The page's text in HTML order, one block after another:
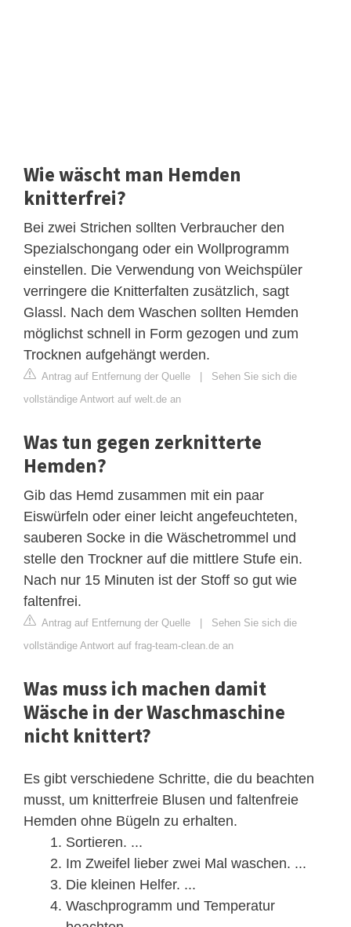
Wie wäscht man Hemden
knitterfrei?
Bei zwei Strichen sollten Verbraucher den
Spezialschongang oder ein Wollprogramm
einstellen. Die Verwendung von Weichspüler
verringere die Knitterfalten zusätzlich, sagt
Glassl. Nach dem Waschen sollten Hemden
möglichst schnell in Form gezogen und zum
Trocknen aufgehängt werden.
Antrag auf Entfernung der Quelle | Sehen Sie sich die
vollständige Antwort auf welt.de an
Was tun gegen zerknitterte
Hemden?
Gib das Hemd zusammen mit ein paar
Eiswürfeln oder einer leicht angefeuchteten,
sauberen Socke in die Wäschetrommel und
stelle den Trockner auf die mittlere Stufe ein.
Nach nur 15 Minuten ist der Stoff so gut wie
faltenfrei.
Antrag auf Entfernung der Quelle | Sehen Sie sich die
vollständige Antwort auf frag-team-clean.de an
Was muss ich machen damit
Wäsche in der Waschmaschine
nicht knittert?
Es gibt verschiedene Schritte, die du beachten
musst, um knitterfreie Blusen und faltenfreie
Hemden ohne Bügeln zu erhalten.
Sortieren. ...
Im Zweifel lieber zwei Mal waschen. ...
Die kleinen Helfer. ...
Waschprogramm und Temperatur